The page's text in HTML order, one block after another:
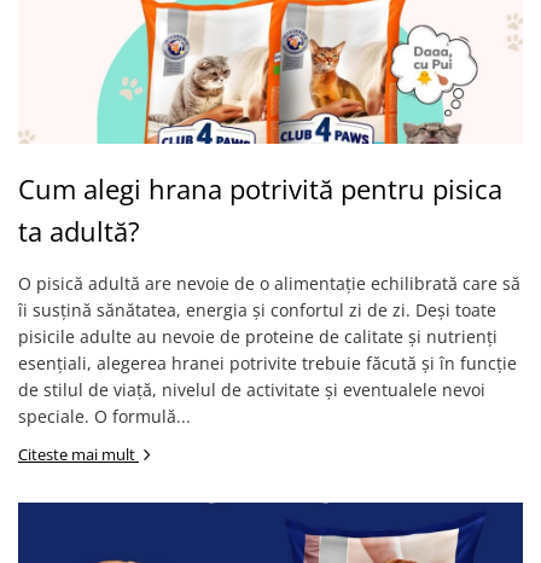
Cum alegi hrana potrivită pentru pisica
ta adultă?
O pisică adultă are nevoie de o alimentație echilibrată care să
îi susțină sănătatea, energia și confortul zi de zi. Deși toate
pisicile adulte au nevoie de proteine de calitate și nutrienți
esențiali, alegerea hranei potrivite trebuie făcută și în funcție
de stilul de viață, nivelul de activitate și eventualele nevoi
speciale. O formulă...
Citeste mai mult